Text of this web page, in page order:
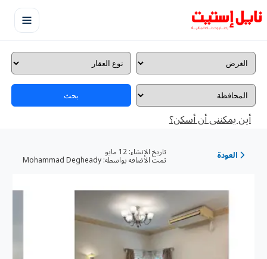
بحث
أين يمكننى أن أسكن؟
العودة تاريخ الإنشاء:
تمت الاضافه بواسطه: Mohammad Degheady